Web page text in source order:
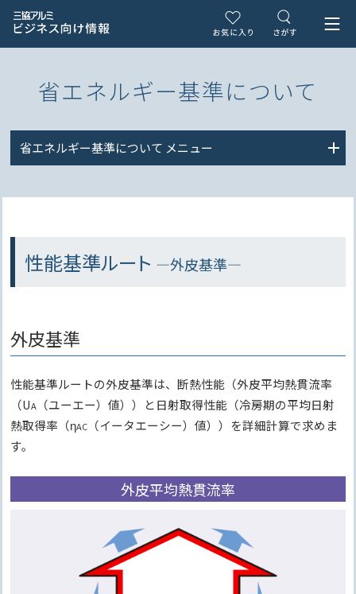
省エネルギー基準について
省エネルギー基準について メニュー
性能基準ルート ―外皮基準―
外皮基準
性能基準ルートの外皮基準は、断熱性能（外皮平均熱貫流率
（UA（ユーエー）値））と日射取得性能（冷房期の平均日射
熱取得率（ηAC（イータエーシー）値））を詳細計算で求めま
す。
外皮平均熱貫流率